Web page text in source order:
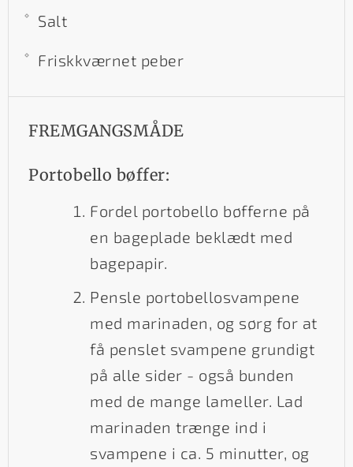
Salt
Friskkværnet peber
FREMGANGSMÅDE
Portobello bøffer:
Fordel portobello bøfferne på
en bageplade beklædt med
bagepapir.
Pensle portobellosvampene
med marinaden, og sørg for at
få penslet svampene grundigt
på alle sider - også bunden
med de mange lameller. Lad
marinaden trænge ind i
svampene i ca. 5 minutter, og